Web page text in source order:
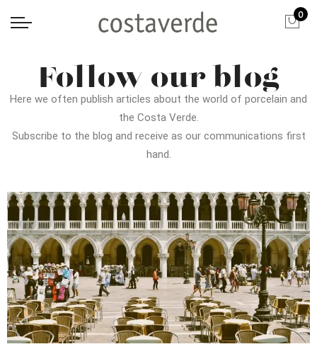
0
Follow our blog
Here we often publish articles about the world of porcelain and
the Costa Verde.
Subscribe to the blog and receive as our communications first
hand.